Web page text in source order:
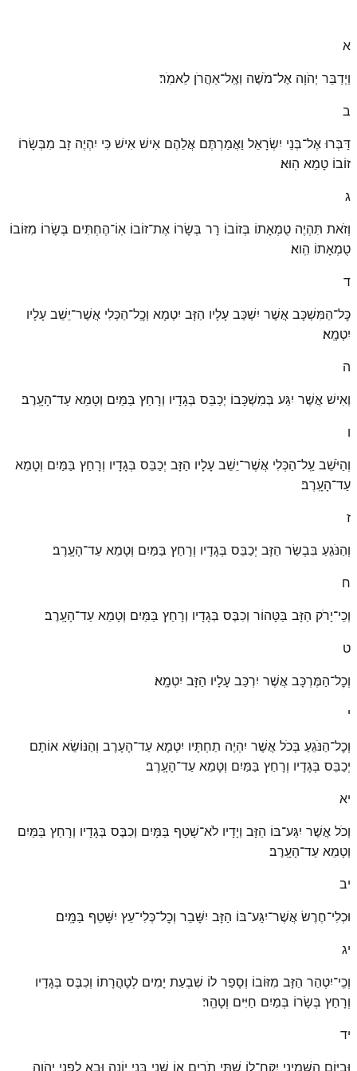
א
וַיְדַבֵּר יְהֹוָה אֶל־מֹשֶׁה וְאֶֽל־אַהֲרֹן לֵאמֹֽר׃
ב
דַּבְּרוּ אֶל־בְּנֵי יִשְׂרָאֵל וַאֲמַרְתֶּם אֲלֵהֶם אִישׁ אִישׁ כִּי יִהְיֶה זָב מִבְּשָׂרוֹ
זוֹבוֹ טָמֵא הֽוּא׃
ג
וְזֹאת תִּהְיֶה טֻמְאָתוֹ בְּזוֹבוֹ רָר בְּשָׂרוֹ אֶת־זוֹבוֹ אֽוֹ־הֶחְתִּים בְּשָׂרוֹ מִזּוֹבוֹ
טֻמְאָתוֹ הִֽוא׃
ד
כׇּל־הַמִּשְׁכָּב אֲשֶׁר יִשְׁכַּב עָלָיו הַזָּב יִטְמָא וְכׇֽל־הַכְּלִי אֲשֶׁר־יֵשֵׁב עָלָיו
יִטְמָֽא׃
ה
וְאִישׁ אֲשֶׁר יִגַּע בְּמִשְׁכָּבוֹ יְכַבֵּס בְּגָדָיו וְרָחַץ בַּמַּיִם וְטָמֵא עַד־הָעָֽרֶב׃
ו
וְהַיֹּשֵׁב עַֽל־הַכְּלִי אֲשֶׁר־יֵשֵׁב עָלָיו הַזָּב יְכַבֵּס בְּגָדָיו וְרָחַץ בַּמַּיִם וְטָמֵא
עַד־הָעָֽרֶב׃
ז
וְהַנֹּגֵעַ בִּבְשַׂר הַזָּב יְכַבֵּס בְּגָדָיו וְרָחַץ בַּמַּיִם וְטָמֵא עַד־הָעָֽרֶב׃
ח
וְכִֽי־יָרֹק הַזָּב בַּטָּהוֹר וְכִבֶּס בְּגָדָיו וְרָחַץ בַּמַּיִם וְטָמֵא עַד־הָעָֽרֶב׃
ט
וְכׇל־הַמֶּרְכָּב אֲשֶׁר יִרְכַּב עָלָיו הַזָּב יִטְמָֽא׃
י
וְכׇל־הַנֹּגֵעַ בְּכֹל אֲשֶׁר יִהְיֶה תַחְתָּיו יִטְמָא עַד־הָעָרֶב וְהַנּוֹשֵׂא אוֹתָם
יְכַבֵּס בְּגָדָיו וְרָחַץ בַּמַּיִם וְטָמֵא עַד־הָעָֽרֶב׃
יא
וְכֹל אֲשֶׁר יִגַּע־בּוֹ הַזָּב וְיָדָיו לֹא־שָׁטַף בַּמָּיִם וְכִבֶּס בְּגָדָיו וְרָחַץ בַּמַּיִם
וְטָמֵא עַד־הָעָֽרֶב׃
יב
וּכְלִי־חֶרֶשׂ אֲשֶׁר־יִגַּע־בּוֹ הַזָּב יִשָּׁבֵר וְכׇל־כְּלִי־עֵץ יִשָּׁטֵף בַּמָּֽיִם׃
יג
וְכִֽי־יִטְהַר הַזָּב מִזּוֹבוֹ וְסָפַר לוֹ שִׁבְעַת יָמִים לְטׇהֳרָתוֹ וְכִבֶּס בְּגָדָיו
וְרָחַץ בְּשָׂרוֹ בְּמַיִם חַיִּים וְטָהֵֽר׃
יד
וּבַיּוֹם הַשְּׁמִינִי יִֽקַּֽח־לוֹ שְׁתֵּי תֹרִים אוֹ שְׁנֵי בְּנֵי יוֹנָה וּבָא לִפְנֵי יְהֹוָה